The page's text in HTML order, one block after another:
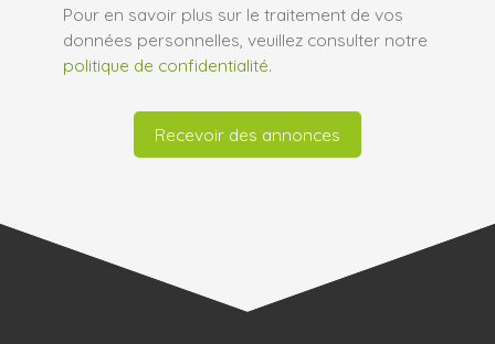
Pour en savoir plus sur le traitement de vos
données personnelles, veuillez consulter notre
politique de confidentialité.
Recevoir des annonces